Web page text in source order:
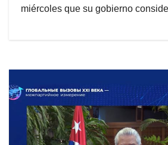
miércoles que su gobierno